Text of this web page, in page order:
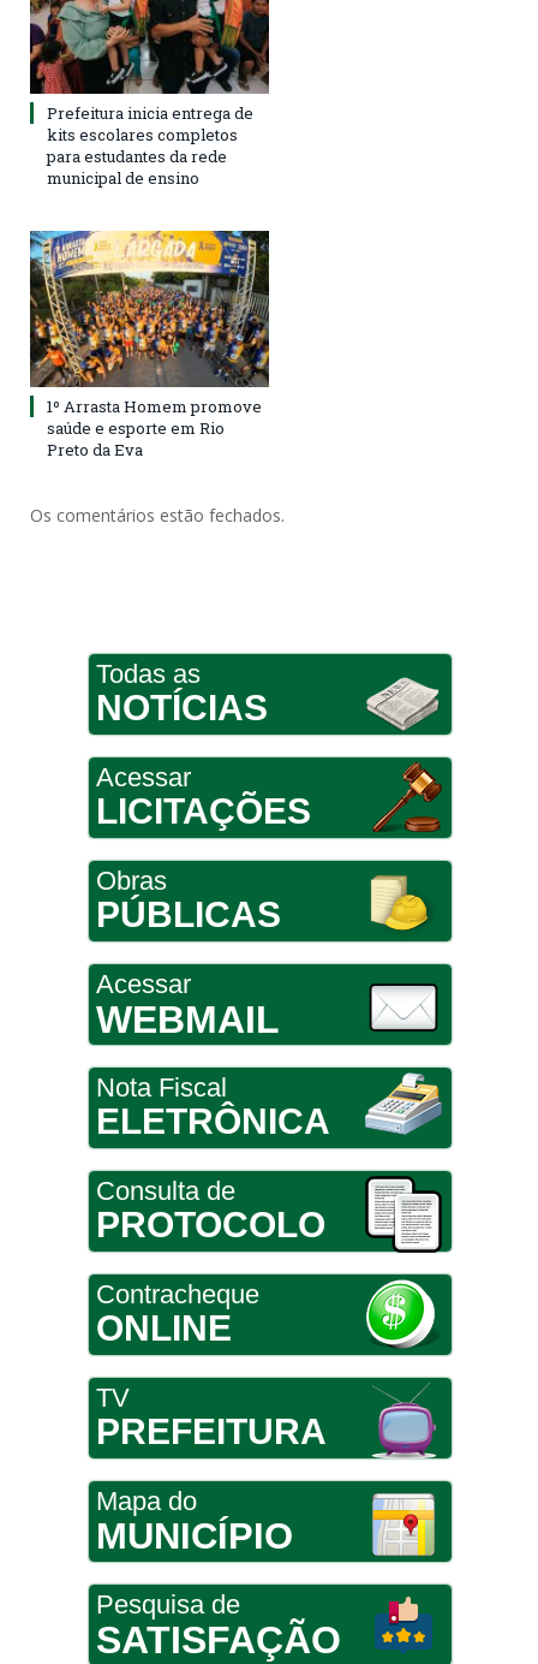
Prefeitura inicia entrega de
kits escolares completos
para estudantes da rede
municipal de ensino
1º Arrasta Homem promove
saúde e esporte em Rio
Preto da Eva
Os comentários estão fechados.
Todas as
NOTÍCIAS
Acessar
LICITAÇÕES
Obras
PÚBLICAS
Acessar
WEBMAIL
Nota Fiscal
ELETRÔNICA
Consulta de
PROTOCOLO
Contracheque
ONLINE
TV
PREFEITURA
Mapa do
MUNICÍPIO
Pesquisa de
SATISFAÇÃO